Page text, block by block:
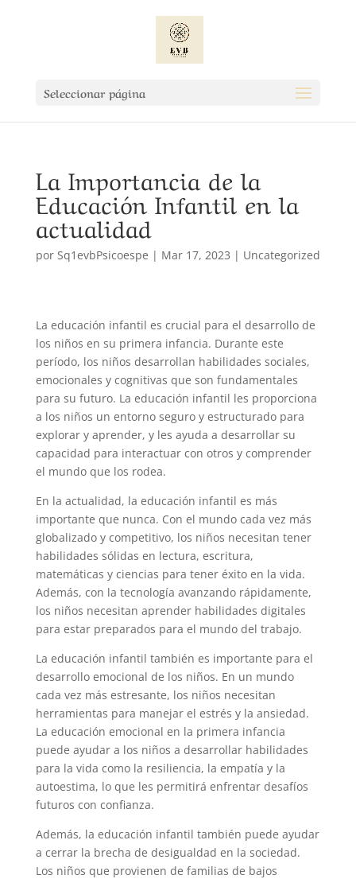
Seleccionar página
La Importancia de la
Educación Infantil en la
actualidad
por Sq1evbPsicoespe | Mar 17, 2023 | Uncategorized
La educación infantil es crucial para el desarrollo de
los niños en su primera infancia. Durante este
período, los niños desarrollan habilidades sociales,
emocionales y cognitivas que son fundamentales
para su futuro. La educación infantil les proporciona
a los niños un entorno seguro y estructurado para
explorar y aprender, y les ayuda a desarrollar su
capacidad para interactuar con otros y comprender
el mundo que los rodea.
En la actualidad, la educación infantil es más
importante que nunca. Con el mundo cada vez más
globalizado y competitivo, los niños necesitan tener
habilidades sólidas en lectura, escritura,
matemáticas y ciencias para tener éxito en la vida.
Además, con la tecnología avanzando rápidamente,
los niños necesitan aprender habilidades digitales
para estar preparados para el mundo del trabajo.
La educación infantil también es importante para el
desarrollo emocional de los niños. En un mundo
cada vez más estresante, los niños necesitan
herramientas para manejar el estrés y la ansiedad.
La educación emocional en la primera infancia
puede ayudar a los niños a desarrollar habilidades
para la vida como la resiliencia, la empatía y la
autoestima, lo que les permitirá enfrentar desafíos
futuros con confianza.
Además, la educación infantil también puede ayudar
a cerrar la brecha de desigualdad en la sociedad.
Los niños que provienen de familias de bajos